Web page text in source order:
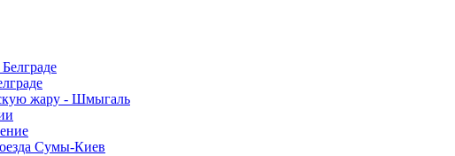
жару - Шмыгаль
Сумы-Киев